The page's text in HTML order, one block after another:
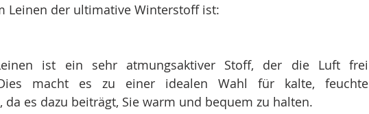
Leinen der ultimative Winterstoff ist:
ist ein sehr atmungsaktiver Stoff, der die Luft frei
macht es zu einer idealen Wahl für kalte, feuchte
es dazu beiträgt, Sie warm und bequem zu halten.